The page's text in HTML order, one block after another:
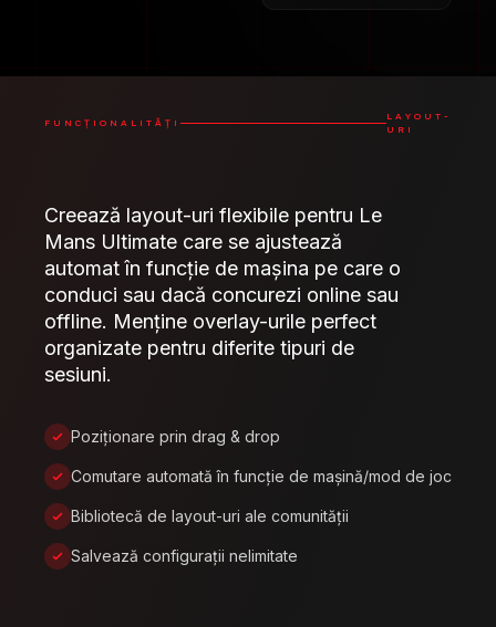
FUNCȚIONALITĂȚI
LAYOUT-
URI
Creează layout-uri flexibile pentru Le
Mans Ultimate care se ajustează
automat în funcție de mașina pe care o
conduci sau dacă concurezi online sau
offline. Menține overlay-urile perfect
organizate pentru diferite tipuri de
sesiuni.
Poziționare prin drag & drop
Comutare automată în funcție de mașină/mod de joc
Bibliotecă de layout-uri ale comunității
Salvează configurații nelimitate